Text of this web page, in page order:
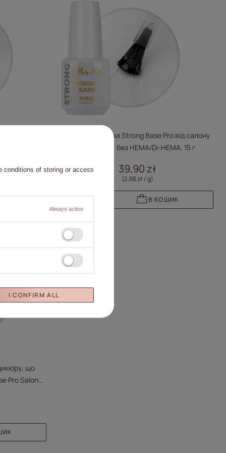
Гібридна основа Strong Base Pro від салону
Molly Nails, без HEMA/Di-HEMA, 15 г
39,90 zł
(2,66 zł / g)
В КОШИК
що
Pro Salon
conditions of storing or access
Always active
I CONFIRM ALL